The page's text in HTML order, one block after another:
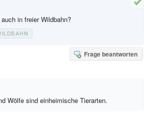
in freier Wildbahn?
Frage beantworten
Wölfe sind einheimische Tierarten.